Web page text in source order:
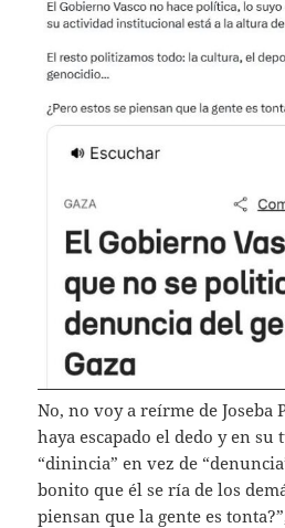
No, no voy a reírme de Joseba
haya escapado el dedo y en su
“dinincia” en vez de
bonito que él se ría de los
piensan que la gente es